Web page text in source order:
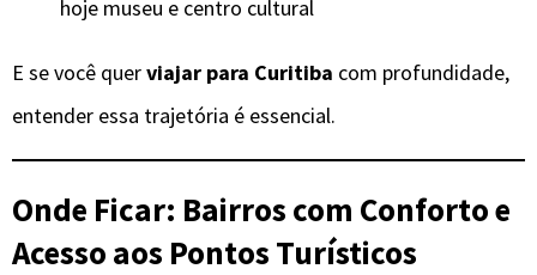
hoje museu e centro cultural
E se você querviajar para Curitiba com profundidade,
entender essa trajetória é essencial.
Onde Ficar: Bairros com Conforto e
Acesso aos Pontos Turísticos